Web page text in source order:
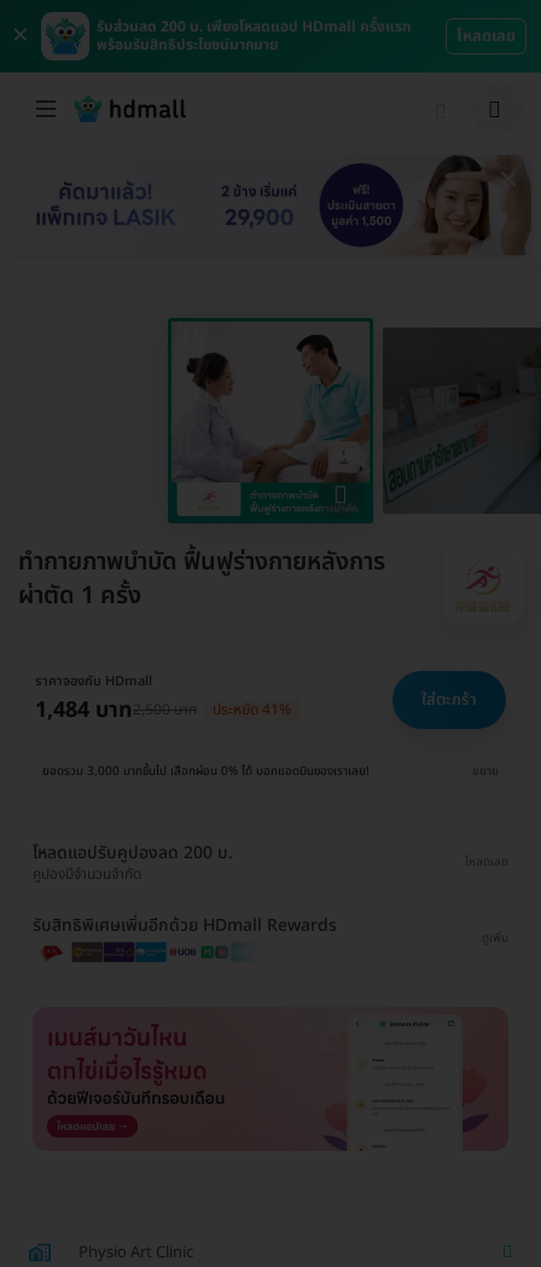
×
รับส่วนลด 200 บ. เพียงโหลดแอป HDmall ครั้งแรก
พร้อมรับสิทธิประโยชน์มากมาย
โหลดเลย
ทำกายภาพบำบัด ฟื้นฟูร่างกายหลังการ
ผ่าตัด 1 ครั้ง
ราคาจองกับ HDmall
1,484 บาท2,500 บาท ประหยัด 41% ใส่ตะกร้า
ยอดรวม 3,000 บาทขึ้นไป เลือกผ่อน 0% ได้ บอกแอดมินของเราเลย! ขยาย
โหลดแอปรับคูปองลด 200 บ.
คูปองมีจำนวนจำกัด
โหลดเลย
รับสิทธิพิเศษเพิ่มอีกด้วย HDmall Rewards
ดูเพิ่ม
Physio Art Clinic